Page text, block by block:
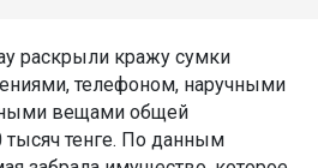
раскрыли кражу сумки
телефоном, наручными
вещами общей
тенге. По данным